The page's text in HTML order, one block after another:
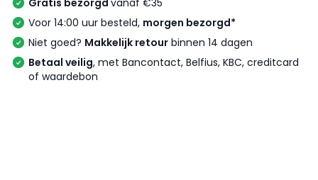
Gratis bezorgd vanaf €35
Voor 14:00 uur besteld, morgen bezorgd*
Niet goed? Makkelijk retour binnen 14 dagen
Betaal veilig, met Bancontact, Belfius, KBC, creditcard
of waardebon